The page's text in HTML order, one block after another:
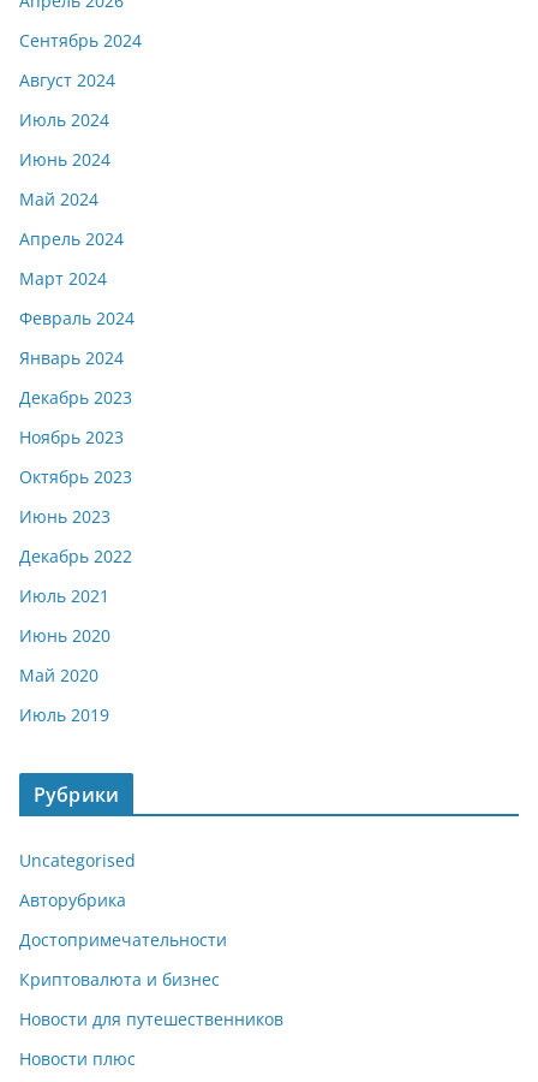
Сентябрь 2024
Август 2024
Июль 2024
Июнь 2024
Май 2024
Апрель 2024
Март 2024
Февраль 2024
Январь 2024
Декабрь 2023
Ноябрь 2023
Октябрь 2023
Июнь 2023
Декабрь 2022
Июль 2021
Июнь 2020
Май 2020
Июль 2019
Рубрики
Uncategorised
Авторубрика
Достопримечательности
Криптовалюта и бизнес
Новости для путешественников
Новости плюс